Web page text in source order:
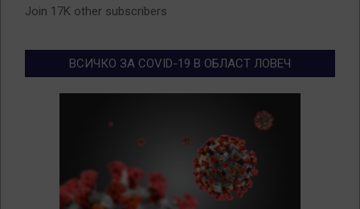
Join 17K other subscribers
ВСИЧКО ЗА COVID-19 В ОБЛАСТ ЛОВЕЧ